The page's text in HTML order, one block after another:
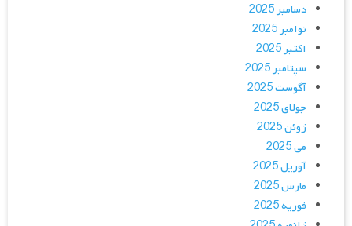
دسامبر 2025
نوامبر 2025
اکتبر 2025
سپتامبر 2025
آگوست 2025
جولای 2025
ژوئن 2025
می 2025
آوریل 2025
مارس 2025
فوریه 2025